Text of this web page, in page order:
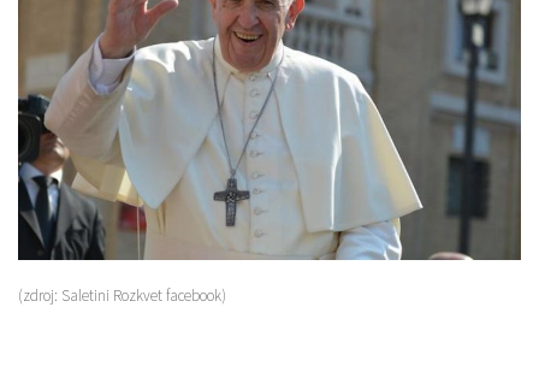
(zdroj: Saletini Rozkvet facebook)